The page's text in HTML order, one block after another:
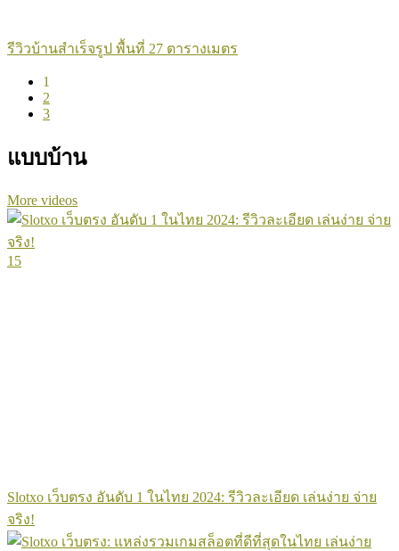
รีวิวบ้านสำเร็จรูป พื้นที่ 27 ตารางเมตร
1
2
3
แบบบ้าน
More videos
15
Slotxo เว็บตรง อันดับ 1 ในไทย 2024: รีวิวละเอียด เล่นง่าย จ่าย
จริง!